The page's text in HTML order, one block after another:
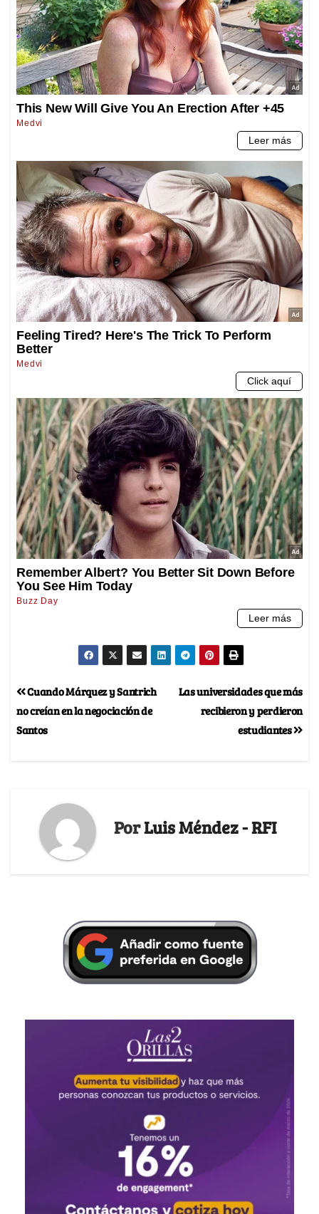
Las universidades que más
recibieron y perdieron
estudiantes
Cuando Márquez y Santrich
no creían en la negociación de
Santos
PorLuis Méndez - RFI